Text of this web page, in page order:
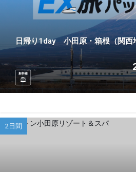
日帰り1day 小田原・箱根（関西
新幹線
2日間